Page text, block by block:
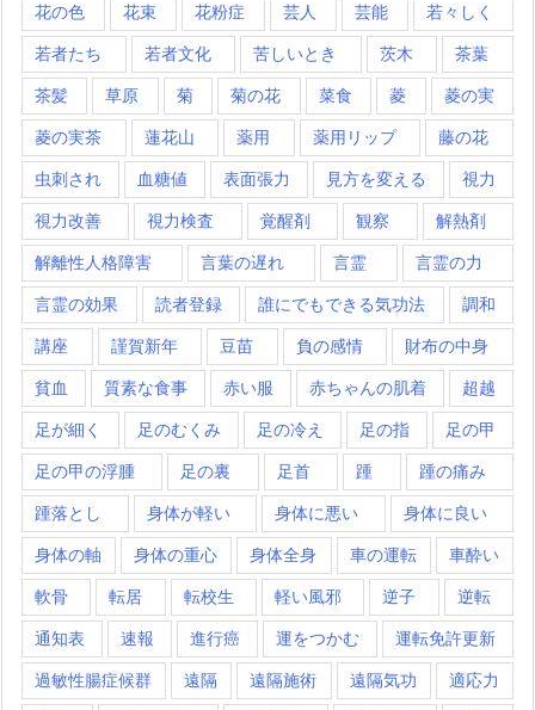
花の色 花束 花粉症 芸人 芸能 若々しく
若者たち 若者文化 苦しいとき 茨木 茶葉
茶髪 草原 菊 菊の花 菜食 菱 菱の実
菱の実茶 蓮花山 薬用 薬用リップ 藤の花
虫刺され 血糖値 表面張力 見方を変える 視力
視力改善 視力検査 覚醒剤 観察 解熱剤
解離性人格障害 言葉の遅れ 言霊 言霊の力
言霊の効果 読者登録 誰にでもできる気功法 調和
講座 謹賀新年 豆苗 負の感情 財布の中身
貧血 質素な食事 赤い服 赤ちゃんの肌着 超越
足が細く 足のむくみ 足の冷え 足の指 足の甲
足の甲の浮腫 足の裏 足首 踵 踵の痛み
踵落とし 身体が軽い 身体に悪い 身体に良い
身体の軸 身体の重心 身体全身 車の運転 車酔い
軟骨 転居 転校生 軽い風邪 逆子 逆転
通知表 速報 進行癌 運をつかむ 運転免許更新
過敏性腸症候群 遠隔 遠隔施術 遠隔気功 適応力